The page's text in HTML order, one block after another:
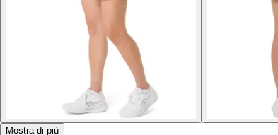
Mostra di più